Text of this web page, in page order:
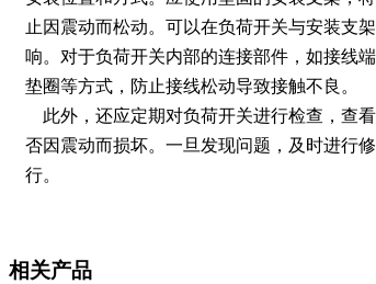
止因震动而松动。可以在负荷开关与安装支
响。对于负荷开关内部的连接部件，如接线
垫圈等方式，防止接线松动导致接触不良。
此外，还应定期对负荷开关进行检查，查
否因震动而损坏。一旦发现问题，及时进行
行。
相关产品